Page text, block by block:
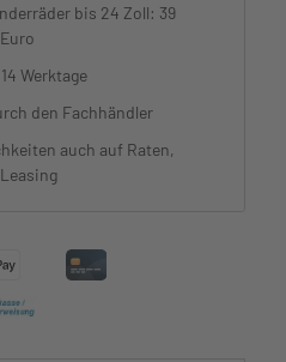
bis 24 Zoll: 39
Werktage
den Fachhändler
auch auf Raten,